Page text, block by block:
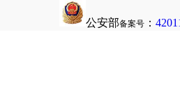
公安部备案号 ：